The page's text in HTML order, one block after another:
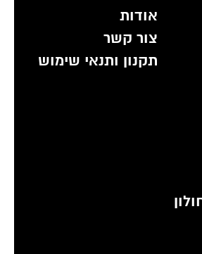
אודות
צור קשר
תקנון ותנאי שימוש